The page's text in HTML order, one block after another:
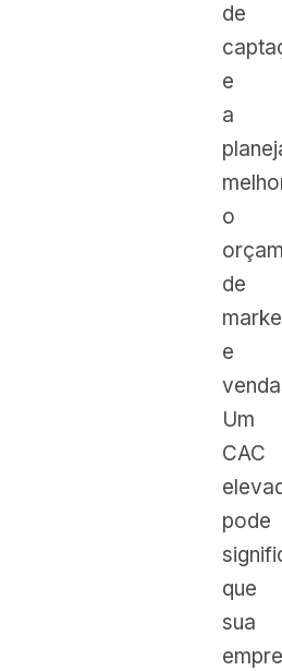
de
e
a
o
de
e
Um
CAC
pode
que
sua